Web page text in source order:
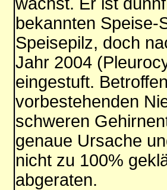
bekannten Speise-
Speisepilz, doch
Jahr 2004
eingestuft.
vorbestehenden
schweren
genaue Ursache
nicht zu 100%
abgeraten.